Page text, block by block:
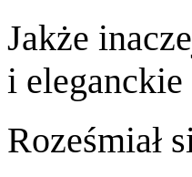
Jakże
i eleganckie
Roześmiał